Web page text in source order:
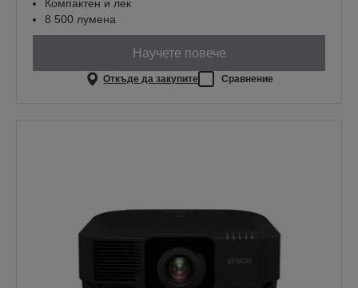
Компактен и лек
8 500 лумена
Научете повече
Откъде да закупите Сравнение